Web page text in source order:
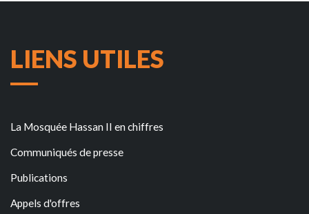
LIENS UTILES
La Mosquée Hassan II en chiffres
Communiqués de presse
Publications
Appels d'offres